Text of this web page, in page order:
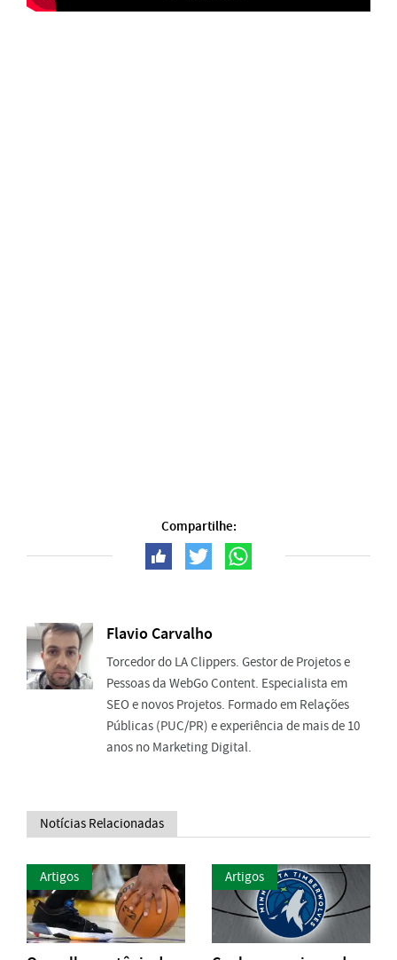
Compartilhe:
Flavio Carvalho
Torcedor do LA Clippers. Gestor de Projetos e
Pessoas da WebGo Content. Especialista em
SEO e novos Projetos. Formado em Relações
Públicas (PUC/PR) e experiência de mais de 10
anos no Marketing Digital.
Notícias Relacionadas
Artigos Artigos